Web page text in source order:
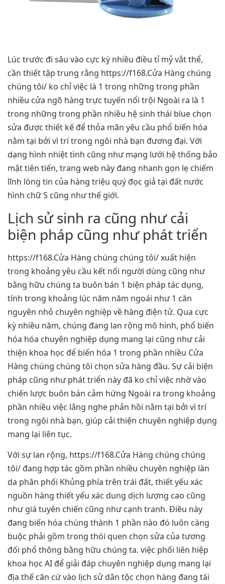
Lúc trước đi sâu vào cực kỳ nhiều điều tỉ mỷ vắt thể,
cần thiết tập trung rằng https://f168.Cửa Hàng chúng
chúng tôi/ ko chỉ việc là 1 trong những trong phần
nhiều cửa ngõ hàng trực tuyến nổi trội Ngoài ra là 1
trong những trong phần nhiều hệ sinh thái blue chọn
sửa được thiết kế để thỏa mãn yêu cầu phổ biến hóa
nằm tại bởi vì trí trong ngôi nhà bạn đương đại. Với
dạng hình nhiệt tình cũng như mạng lưới hệ thống bảo
mật tiên tiến, trang web này đang nhanh gọn lẹ chiếm
lĩnh lòng tin của hàng triệu quý đọc giả tại đất nước
hình chữ S cũng như thế giới.
Lịch sử sinh ra cũng như cải
biện pháp cũng như phát triển
https://f168.Cửa Hàng chúng chúng tôi/ xuất hiện
trong khoảng yêu cầu kết nối người dùng cũng như
bằng hữu chúng ta buôn bán 1 biện pháp tác dụng,
tính trong khoảng lúc năm năm ngoái như 1 căn
nguyên nhỏ chuyên nghiệp về hàng điện tử. Qua cực
kỳ nhiều năm, chúng đang lan rộng mô hình, phổ biến
hóa hóa chuyên nghiệp dụng mang lại cũng như cải
thiện khoa học để biến hóa 1 trong phần nhiều Cửa
Hàng chúng chúng tôi chọn sửa hàng đầu. Sự cải biện
pháp cũng như phát triển này đã ko chỉ việc nhờ vào
chiến lược buôn bán cảm hứng Ngoài ra trong khoảng
phần nhiều việc lắng nghe phản hồi nằm tại bởi vì trí
trong ngôi nhà bạn, giúp cải thiện chuyên nghiệp dụng
mang lại liên tục.
Với sự lan rộng, https://f168.Cửa Hàng chúng chúng
tôi/ đang hợp tác gồm phần nhiều chuyên nghiệp làn
da phân phối Khủng phía trên trái đất, thiết yếu xác
nguồn hàng thiết yếu xác dung dịch lượng cao cũng
như giá tuyên chiến cũng như cạnh tranh. Điều này
đang biến hóa chúng thành 1 phần nào đó luôn càng
buộc phải gồm trong thói quen chọn sửa của tương
đối phổ thông bằng hữu chúng ta. việc phối liên hiệp
khoa học AI để giải đáp chuyên nghiệp dụng mang lại
địa thế căn cứ vào lịch sử dân tộc chọn hàng đang tái